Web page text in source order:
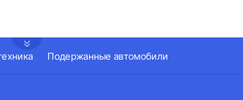
Подержанные автомобили